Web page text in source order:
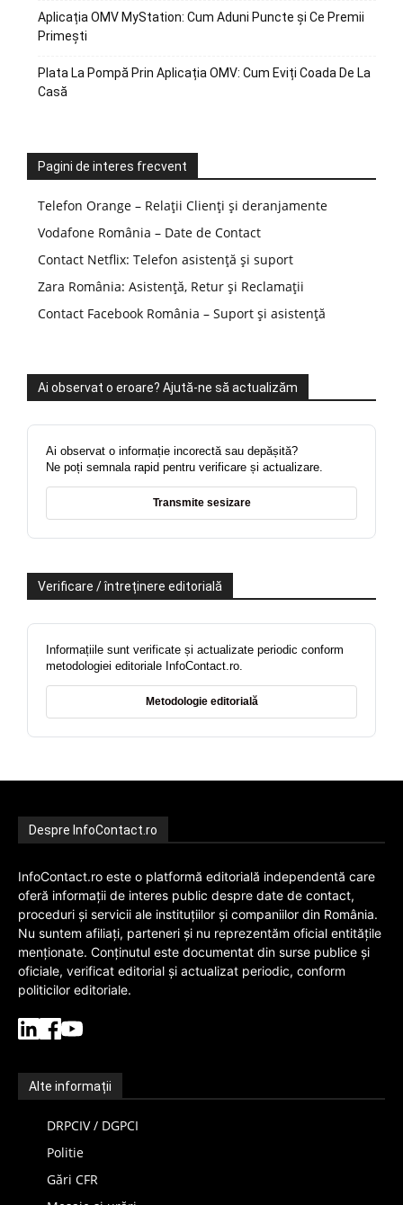
Aplicația OMV MyStation: Cum Aduni Puncte și Ce Premii
Primești
Plata La Pompă Prin Aplicația OMV: Cum Eviți Coada De La
Casă
Pagini de interes frecvent
Telefon Orange – Relații Clienți și deranjamente
Vodafone România – Date de Contact
Contact Netflix: Telefon asistență și suport
Zara România: Asistență, Retur și Reclamații
Contact Facebook România – Suport și asistență
Ai observat o eroare? Ajută-ne să actualizăm
Ai observat o informație incorectă sau depășită?
Ne poți semnala rapid pentru verificare și actualizare.
Transmite sesizare
Verificare / întreținere editorială
Informațiile sunt verificate și actualizate periodic conform
metodologiei editoriale InfoContact.ro.
Metodologie editorială
Despre InfoContact.ro
InfoContact.ro este o platformă editorială independentă care
oferă informații de interes public despre date de contact,
proceduri și servicii ale instituțiilor și companiilor din România.
Nu suntem afiliați, parteneri și nu reprezentăm oficial entitățile
menționate. Conținutul este documentat din surse publice și
oficiale, verificat editorial și actualizat periodic, conform
politicilor editoriale.
Alte informații
DRPCIV / DGPCI
Politie
Gări CFR